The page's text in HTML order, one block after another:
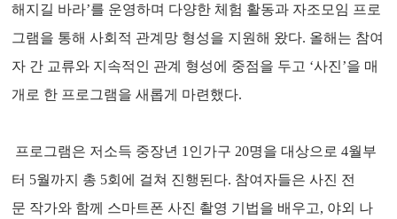
해지길 바라’를 운영하며 다양한 체험 활동과 자조모임 프로
그램을 통해 사회적 관계망 형성을 지원해 왔다. 올해는 참여
자 간 교류와 지속적인 관계 형성에 중점을 두고 ‘사진’을 매
개로 한 프로그램을 새롭게 마련했다.
프로그램은 저소득 중장년 1인가구 20명을 대상으로 4월부
터 5월까지 총 5회에 걸쳐 진행된다. 참여자들은 사진 전
문 작가와 함께 스마트폰 사진 촬영 기법을 배우고, 야외 나